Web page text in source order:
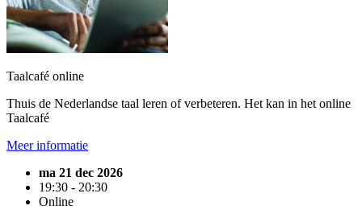
Taalcafé online
Thuis de Nederlandse taal leren of verbeteren. Het kan in het online
Taalcafé
Meer informatie
ma 21 dec 2026
19:30 - 20:30
Online